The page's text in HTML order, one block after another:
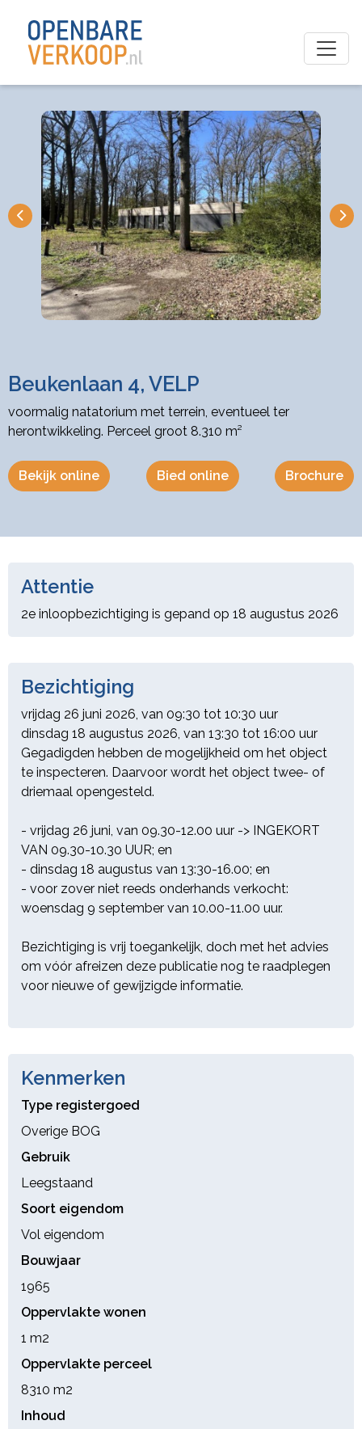
Beukenlaan 4, VELP
voormalig natatorium met terrein, eventueel ter
herontwikkeling. Perceel groot 8.310 m²
Bekijk online Bied online Brochure
Attentie
2e inloopbezichtiging is gepand op 18 augustus 2026
Bezichtiging
vrijdag 26 juni 2026, van 09:30 tot 10:30 uur
dinsdag 18 augustus 2026, van 13:30 tot 16:00 uur
Gegadigden hebben de mogelijkheid om het object
te inspecteren. Daarvoor wordt het object twee- of
driemaal opengesteld.
- vrijdag 26 juni, van 09.30-12.00 uur -> INGEKORT
VAN 09.30-10.30 UUR; en
- dinsdag 18 augustus van 13:30-16.00; en
- voor zover niet reeds onderhands verkocht:
woensdag 9 september van 10.00-11.00 uur.
Bezichtiging is vrij toegankelijk, doch met het advies
om vóór afreizen deze publicatie nog te raadplegen
voor nieuwe of gewijzigde informatie.
Kenmerken
Type registergoed
Overige BOG
Gebruik
Leegstaand
Soort eigendom
Vol eigendom
Bouwjaar
1965
Oppervlakte wonen
1 m2
Oppervlakte perceel
8310 m2
Inhoud